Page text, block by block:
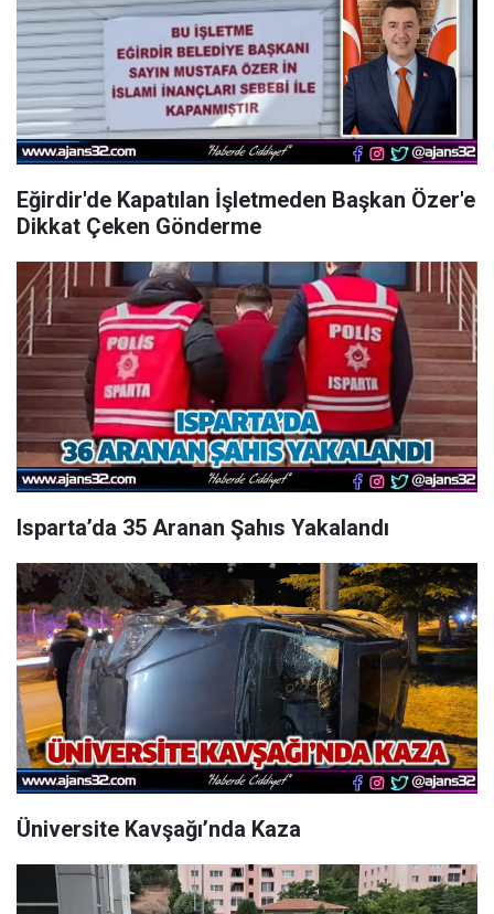
Eğirdir'de Kapatılan İşletmeden Başkan Özer'e
Dikkat Çeken Gönderme
Isparta’da 35 Aranan Şahıs Yakalandı
Üniversite Kavşağı’nda Kaza